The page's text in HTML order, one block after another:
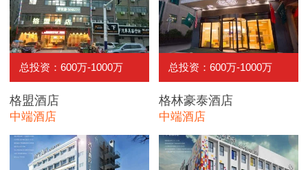
总投资：600万-1000万
格盟酒店
中端酒店
总投资：600万-1000万
格林豪泰酒店
中端酒店